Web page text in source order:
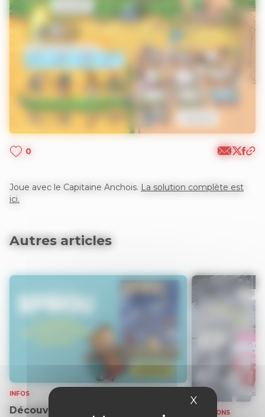
X Masquer le
0
Joue avec le Capitaine Anchois. La solution complète est
ici.
Autres articles
INFOS
Découvrez gratuitement un
SOLUTIONS